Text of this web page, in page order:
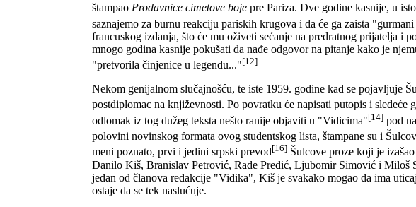
štampao Prodavnice cimetove boje pre Pariza. Dve godine kasnije, u
saznajemo za burnu reakciju pariskih krugova i da će ga zaista
francuskog izdanja, što će mu oživeti sećanje na predratnog prijatelja i
mnogo godina kasnije pokušati da nađe odgovor na pitanje kako je
"pretvorila činjenice u legendu..."[12]
Nekom genijalnom slučajnošću, te iste 1959. godine kad se pojavljuje
postdiplomac na književnosti. Po povratku će napisati putopis i
odlomak iz tog dužeg teksta nešto ranije objaviti u "Vidicima"[14] pod
polovini novinskog formata ovog studentskog lista, štampane su i
meni poznato, prvi i jedini srpski prevod[16] Šulcove proze koji je
Danilo Kiš, Branislav Petrović, Rade Predić, Ljubomir Simović i Miloš
jedan od članova redakcije "Vidika", Kiš je svakako mogao da ima
ostaje da se tek naslućuje.